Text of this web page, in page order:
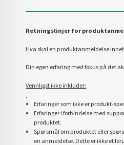
Retningslinjer for
Hva skal en produktanmeldelse
Din egen erfaring med fokus på det
Vennligst ikke inkluder:
Erfaringer som ikke er produkt-
Erfaringer i forbindelse med
produktet.
Spørsmål om produktet eller
en anmeldelse. Dette er ikke et